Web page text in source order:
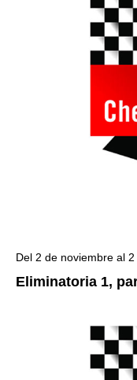
Del 2 de noviembre al
Eliminatoria 1,